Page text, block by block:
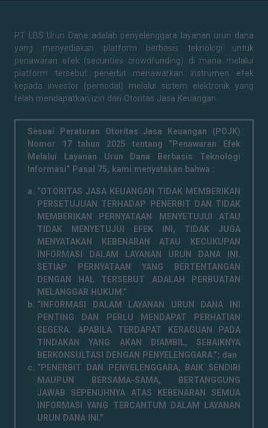
PT LBS Urun Dana adalah penyelenggara layanan urun dana
yang menyediakan platform berbasis teknologi untuk
penawaran efek (securities crowdfunding) di mana melalui
platform tersebut penerbit menawarkan instrumen efek
kepada investor (pemodal) melalui sistem elektronik yang
telah mendapatkan izin dari Otoritas Jasa Keuangan.
Sesuai Peraturan Otoritas Jasa Keuangan (POJK)
Nomor 17 tahun 2025 tentang “Penawaran Efek
Melalui Layanan Urun Dana Berbasis Teknologi
Informasi” Pasal 75, kami menyatakan bahwa :
“OTORITAS JASA KEUANGAN TIDAK MEMBERIKAN
PERSETUJUAN TERHADAP PENERBIT DAN TIDAK
MEMBERIKAN PERNYATAAN MENYETUJUI ATAU
TIDAK MENYETUJUI EFEK INI, TIDAK JUGA
MENYATAKAN KEBENARAN ATAU KECUKUPAN
INFORMASI DALAM LAYANAN URUN DANA INI.
SETIAP PERNYATAAN YANG BERTENTANGAN
DENGAN HAL TERSEBUT ADALAH PERBUATAN
MELANGGAR HUKUM.”
“INFORMASI DALAM LAYANAN URUN DANA INI
PENTING DAN PERLU MENDAPAT PERHATIAN
SEGERA. APABILA TERDAPAT KERAGUAN PADA
TINDAKAN YANG AKAN DIAMBIL, SEBAIKNYA
BERKONSULTASI DENGAN PENYELENGGARA.”; dan
“PENERBIT DAN PENYELENGGARA, BAIK SENDIRI
MAUPUN BERSAMA-SAMA, BERTANGGUNG
JAWAB SEPENUHNYA ATAS KEBENARAN SEMUA
INFORMASI YANG TERCANTUM DALAM LAYANAN
URUN DANA INI.”